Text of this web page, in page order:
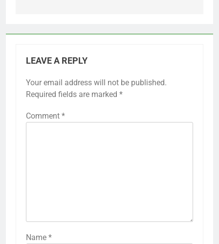
LEAVE A REPLY
Your email address will not be published.
Required fields are marked *
Comment *
Name *